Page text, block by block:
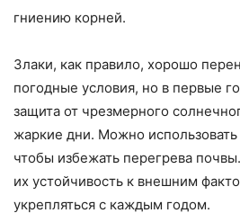
гниению корней.
Злаки, как правило, хорошо
погодные условия, но в первые
защита от чрезмерного
жаркие дни. Можно использовать
чтобы избежать перегрева
их устойчивость к внешним
укрепляться с каждым годом.